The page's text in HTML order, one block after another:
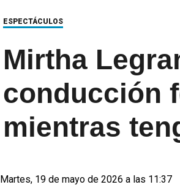
ESPECTÁCULOS
Mirtha
conducción
mientras
Martes, 19 de mayo de 2026 a las 11:37